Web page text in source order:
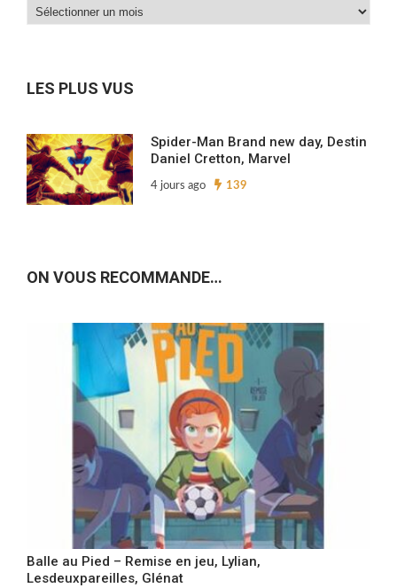
Dans
LES PLUS VUS
Spider-Man Brand new day, Destin
Daniel Cretton, Marvel
4 jours ago 139
ON VOUS RECOMMANDE…
Balle au Pied – Remise en jeu, Lylian,
Lesdeuxpareilles, Glénat